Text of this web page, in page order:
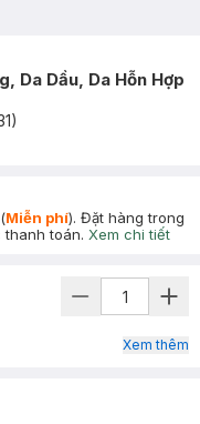
Da Dầu, Da Hỗn Hợp
)
Miễn phí). Đặt hàng trong
thanh toán. Xem chi tiết
Xem thêm